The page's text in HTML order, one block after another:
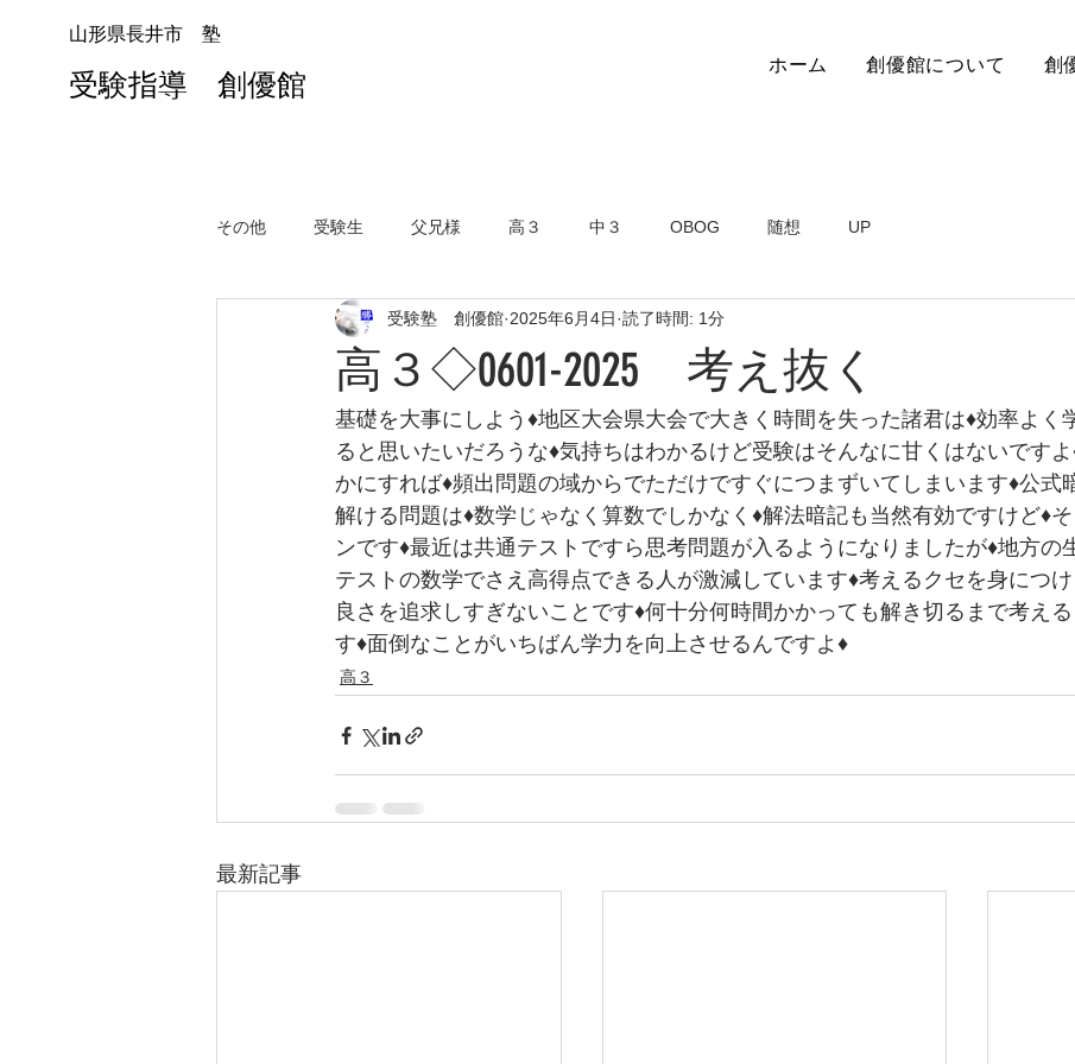
山形県長井市 塾
受験指導 創優館
ホーム 創優館について 創
その他 受験生 父兄様 高３ 中３ OBOG 随想 UP
高３◇0601-2025 考え抜く
受験塾 創優館 2025年6月4日 読了時間: 1分
基礎を大事にしよう♦地区大会県大会で大きく時間を失った諸君は♦効率よく
ると思いたいだろうな♦気持ちはわかるけど受験はそんなに甘くはないです
かにすれば♦頻出問題の域からでただけですぐにつまずいてしまいます♦公式
解ける問題は♦数学じゃなく算数でしかなく♦解法暗記も当然有効ですけど♦
ンです♦最近は共通テストですら思考問題が入るようになりましたが♦地方の
テストの数学でさえ高得点できる人が激減しています♦考えるクセを身につ
良さを追求しすぎないことです♦何十分何時間かかっても解き切るまで考え
す♦面倒なことがいちばん学力を向上させるんですよ♦
高３
最新記事